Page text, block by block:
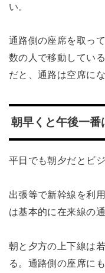
い。
通路側の座席を取っ
数の人で移動してい
だと、通路は空席にな
朝早くと午後一番
平日でも朝夕だとビ
出張等で新幹線を利
は基本的に在来線の
朝と夕方の上下線は
る。通路側の座席に